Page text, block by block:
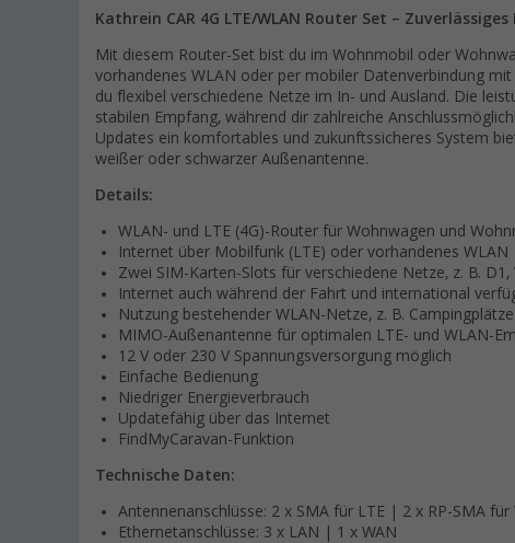
Kathrein CAR 4G LTE/WLAN Router Set –
Mit diesem Router-Set bist du im Wohnmobil oder
vorhandenes WLAN oder per mobiler Datenverbindung
du flexibel verschiedene Netze im In- und Ausland. Die
stabilen Empfang, während dir zahlreiche
Updates ein komfortables und zukunftssicheres System
weißer oder schwarzer Außenantenne.
Details:
WLAN- und LTE (4G)-Router für Wohnwagen und
Internet über Mobilfunk (LTE) oder vorhandenes WLAN
Zwei SIM-Karten-Slots für verschiedene Netze, z. B.
Internet auch während der Fahrt und international
Nutzung bestehender WLAN-Netze, z. B.
MIMO-Außenantenne für optimalen LTE- und WLAN-
12 V oder 230 V Spannungsversorgung möglich
Einfache Bedienung
Niedriger Energieverbrauch
Updatefähig über das Internet
FindMyCaravan-Funktion
Technische Daten:
Antennenanschlüsse: 2 x SMA für LTE | 2 x RP-SMA
Ethernetanschlüsse: 3 x LAN | 1 x WAN